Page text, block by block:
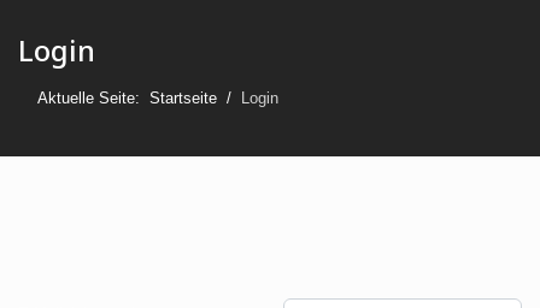
Login
Aktuelle Seite: Startseite Login